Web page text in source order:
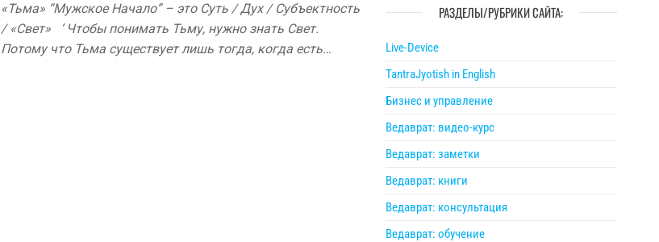
«Тьма» “Мужское Начало” – это Суть / Дух / Субъектность
/ «Свет» ‘ Чтобы понимать Тьму, нужно знать Свет.
Потому что Тьма существует лишь тогда, когда есть…
РАЗДЕЛЫ/РУБРИКИ САЙТА:
Live-Device
TantraJyotish in English
Бизнес и управление
Ведаврат: видео-курс
Ведаврат: заметки
Ведаврат: книги
Ведаврат: консультация
Ведаврат: обучение